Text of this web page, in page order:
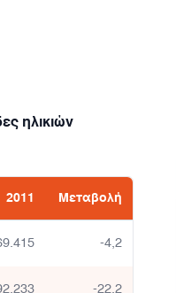
ηλικιών
2011 Μεταβολή
-4,2
-22,2